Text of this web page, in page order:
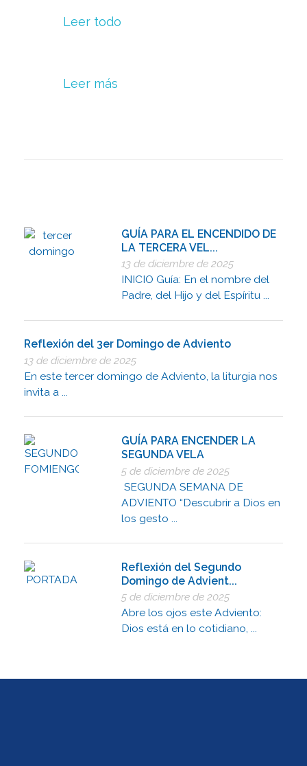
Leer todo
Leer más
GUÍA PARA EL ENCENDIDO DE
LA TERCERA VEL...
13 de diciembre de 2025
INICIO Guía: En el nombre del
Padre, del Hijo y del Espíritu ...
Reflexión del 3er Domingo de Adviento
13 de diciembre de 2025
En este tercer domingo de Adviento, la liturgia nos
invita a ...
GUÍA PARA ENCENDER LA
SEGUNDA VELA
5 de diciembre de 2025
SEGUNDA SEMANA DE
ADVIENTO “Descubrir a Dios en
los gesto ...
Reflexión del Segundo
Domingo de Advient...
5 de diciembre de 2025
Abre los ojos este Adviento:
Dios está en lo cotidiano, ...